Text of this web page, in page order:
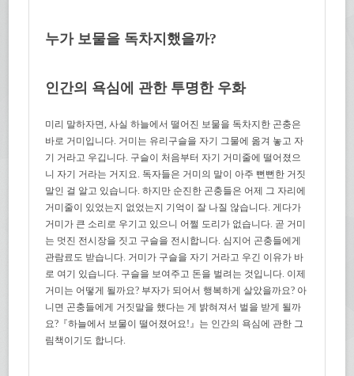
누가 보물을 독차지했을까?
인간의 욕심에 관한 투명한 우화
미리 말하자면, 사실 하늘에서 떨어진 보물을 독차지한 곤충은
바로 거미입니다. 거미는 유리구슬을 자기 그물에 옮겨 놓고 자
기 거라고 우깁니다. 구슬이 처음부터 자기 거미줄에 떨어졌으
니 자기 거라는 거지요. 독자들은 거미의 말이 아주 뻔뻔한 거짓
말인 걸 알고 있습니다. 하지만 순진한 곤충들은 어제 그 자리에
거미줄이 있었는지 없었는지 기억이 잘 나질 않습니다. 게다가
거미가 큰 소리로 우기고 있으니 어쩔 도리가 없습니다. 곧 거미
는 멋진 전시장을 짓고 구슬을 전시합니다. 심지어 곤충들에게
관람료도 받습니다. 거미가 구슬을 자기 거라고 우긴 이유가 바
로 여기 있습니다. 구슬을 보여주고 돈을 벌려는 것입니다. 이제
거미는 어떻게 될까요? 부자가 되어서 행복하게 살았을까요? 아
니면 곤충들에게 거짓말을 했다는 게 밝혀져서 벌을 받게 될까
요?『하늘에서 보물이 떨어졌어요!』는 인간의 욕심에 관한 그
림책이기도 합니다.